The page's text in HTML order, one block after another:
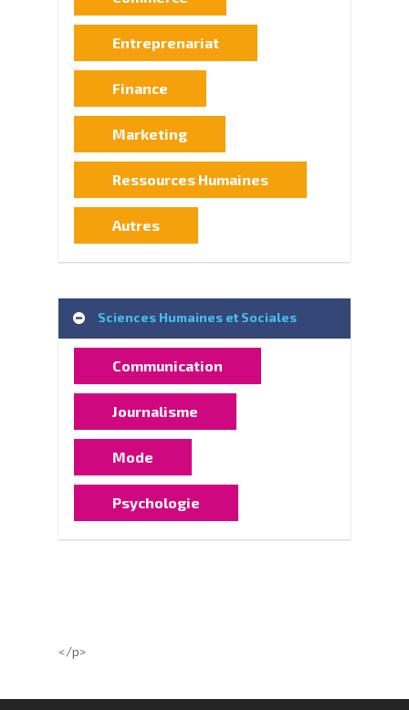
Entreprenariat
Finance
Marketing
Ressources Humaines
Autres
Sciences Humaines et Sociales
Communication
Journalisme
Mode
Psychologie
</p>